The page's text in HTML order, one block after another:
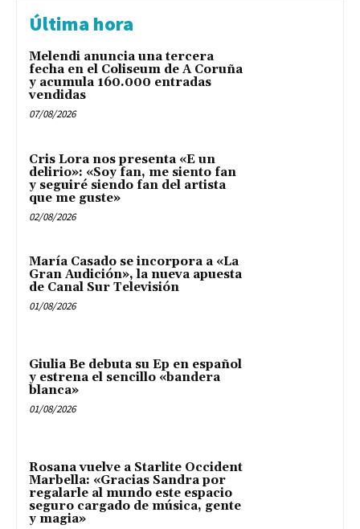
Última hora
Melendi anuncia una tercera
fecha en el Coliseum de A Coruña
y acumula 160.000 entradas
vendidas
07/08/2026
Cris Lora nos presenta «E un
delirio»: «Soy fan, me siento fan
y seguiré siendo fan del artista
que me guste»
02/08/2026
María Casado se incorpora a «La
Gran Audición», la nueva apuesta
de Canal Sur Televisión
01/08/2026
Giulia Be debuta su Ep en español
y estrena el sencillo «bandera
blanca»
01/08/2026
Rosana vuelve a Starlite Occident
Marbella: «Gracias Sandra por
regalarle al mundo este espacio
seguro cargado de música, gente
y magia»